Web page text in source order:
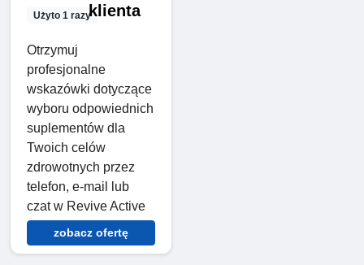
Użyto 1 razyklienta
Otrzymuj
profesjonalne
wskazówki dotyczące
wyboru odpowiednich
suplementów dla
Twoich celów
zdrowotnych przez
telefon, e-mail lub
czat w Revive Active
zobacz ofertę